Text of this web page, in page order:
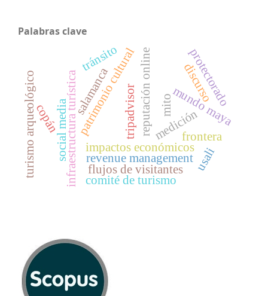
Palabras clave
patrimonio culturalreputación online
infraestructura turística impactos económicos
medición
tripadvisor
revenue management
social media
flujos de visitantes
frontera
copán
turismo arqueológico mundo maya
comité de turismo
protectorado
mito
discurso
salamanca
tránsito
usali